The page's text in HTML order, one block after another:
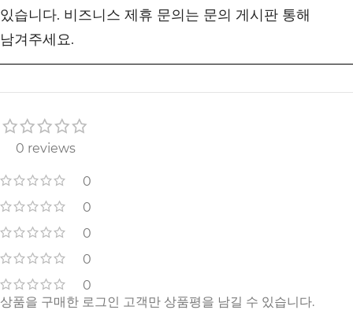
있습니다. 비즈니스 제휴 문의는 문의 게시판 통해
남겨주세요.
0 reviews
0
0
0
0
0
상품을 구매한 로그인 고객만 상품평을 남길 수 있습니다.